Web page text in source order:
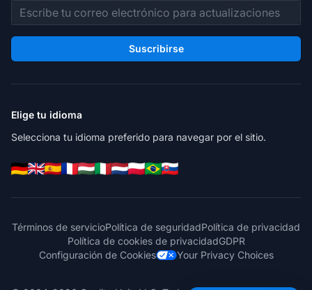
Dirección de correo electrónico
Suscribirse
Elige tu idioma
Selecciona tu idioma preferido para navegar por el sitio.
Términos de servicioPolítica de seguridadPolítica de privacidad
Política de cookies de privacidadGDPR
Configuración de Cookies
Your Privacy Choices